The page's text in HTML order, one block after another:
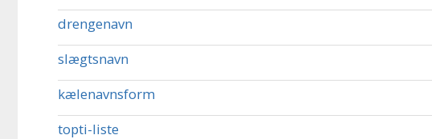
drengenavn
slægtsnavn
kælenavnsform
topti-liste